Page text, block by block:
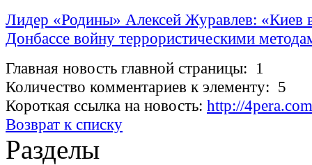
Лидер «Родины» Алексей Журавлев: «Киев
Донбассе войну террористическими
Главная новость главной страницы: 1
Количество комментариев к элементу: 5
Короткая ссылка на новость: http://
Возврат к списку
Разделы